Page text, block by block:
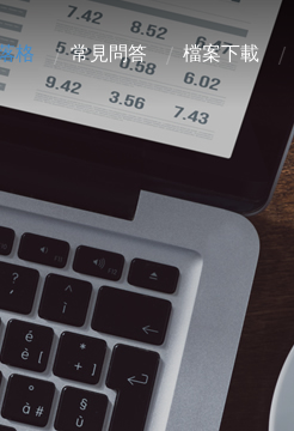
格 常見問答 檔案下載